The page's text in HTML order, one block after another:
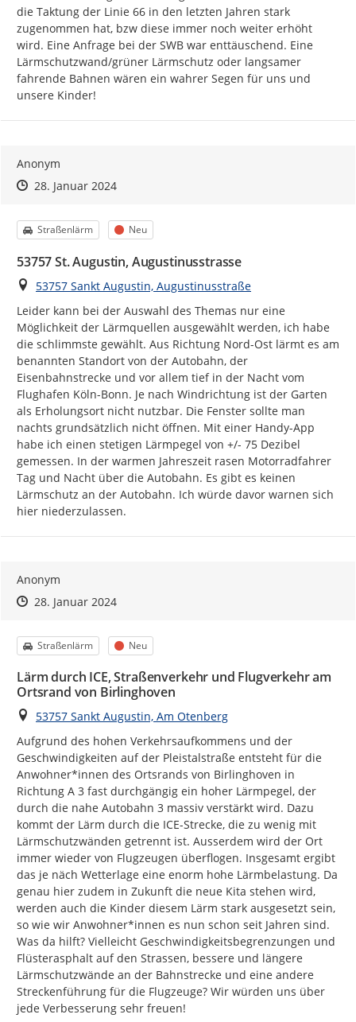
Teilen Sie uns Ihre Meinung in den entsprechenden
Textfeldern mit.
Wie geht es weiter?
Die Eingaben werden ausgewertet und bei der Erstellung
Öffentlichkeitsbeteiligung mit dem Entwurf des
Lärmaktionsplans statt. Nach Auswertung der Eingaben aus
unter https://www.sankt-augustin.de/ bekannt gegeben.
Umfangreiche Informationen zu den Themen
Lärmkartierung und Lärmaktionsplanung finden Sie im
Umgebungslärmportal
des Ministeriums für Umwelt,
Naturschutz und Verkehr des Landes Nordrhein-Westfalen.
Im Umgebungslärmportal finden Sie auch alle Lärmkarten
der 4. Runde für Nordrhein-Westfalen im
NRW
Das Geoportal des Eisenbahn-Bundesamtes mit den
Lärmkarten der Haupteisenbahnstrecken des Bundes
erreichen Sie hier:GeoPortal.EBA - Verfügbare
Kartendienste von GeoPortal.EBA (eisenbahn-bundesamt.de)
[1]in NRW sind dies die Städte und Gemeinden
[2]Autobahnen und Bundes- sowie Landstraßen mit einem
Gemeindestraßen werden nicht berücksichtigt.
[3] Landesamt für Natur, Umwelt und Verbraucherschutz
die Taktung der Linie 66 in den letzten Jahren stark
zugenommen hat, bzw diese immer noch weiter erhöht
wird. Eine Anfrage bei der SWB war enttäuschend. Eine
Lärmschutzwand/grüner Lärmschutz oder langsamer
fahrende Bahnen wären ein wahrer Segen für uns und
unsere Kinder!
Anonym
Zeitpunkt des Erstellens
Zeitpunkt des Erstellens
28. Januar 2024Zur Äußerung
Kategorie
Straßenlärm Status
Neu
53757 St. Augustin, Augustinusstrasse
Ort
53757 Sankt Augustin, Augustinusstraße
Leider kann bei der Auswahl des Themas nur eine
Möglichkeit der Lärmquellen ausgewählt werden, ich habe
die schlimmste gewählt. Aus Richtung Nord-Ost lärmt es am
benannten Standort von der Autobahn, der
Eisenbahnstrecke und vor allem tief in der Nacht vom
Flughafen Köln-Bonn. Je nach Windrichtung ist der Garten
als Erholungsort nicht nutzbar. Die Fenster sollte man
nachts grundsätzlich nicht öffnen. Mit einer Handy-App
habe ich einen stetigen Lärmpegel von +/- 75 Dezibel
gemessen. In der warmen Jahreszeit rasen Motorradfahrer
Tag und Nacht über die Autobahn. Es gibt es keinen
Lärmschutz an der Autobahn. Ich würde davor warnen sich
hier niederzulassen.
Anonym
Zeitpunkt des Erstellens
Zeitpunkt des Erstellens
28. Januar 2024Zur Äußerung
Kategorie
Straßenlärm Status
Neu
Lärm durch ICE, Straßenverkehr und Flugverkehr am
Ortsrand von Birlinghoven
Ort
53757 Sankt Augustin, Am Otenberg
Aufgrund des hohen Verkehrsaufkommens und der
Geschwindigkeiten auf der Pleistalstraße entsteht für die
Anwohner*innen des Ortsrands von Birlinghoven in
Richtung A 3 fast durchgängig ein hoher Lärmpegel, der
durch die nahe Autobahn 3 massiv verstärkt wird. Dazu
kommt der Lärm durch die ICE-Strecke, die zu wenig mit
Lärmschutzwänden getrennt ist. Ausserdem wird der Ort
immer wieder von Flugzeugen überflogen. Insgesamt ergibt
das je näch Wetterlage eine enorm hohe Lärmbelastung. Da
genau hier zudem in Zukunft die neue Kita stehen wird,
werden auch die Kinder diesem Lärm stark ausgesetzt sein,
so wie wir Anwohner*innen es nun schon seit Jahren sind.
Was da hilft? Vielleicht Geschwindigkeitsbegrenzungen und
Flüsterasphalt auf den Strassen, bessere und längere
Lärmschutzwände an der Bahnstrecke und eine andere
Streckenführung für die Flugzeuge? Wir würden uns über
jede Verbesserung sehr freuen!